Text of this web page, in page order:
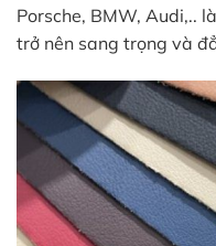
Porsche, BMW, Audi,..
trở nên sang trọng và